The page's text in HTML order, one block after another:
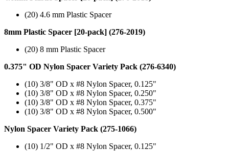
(20) 4.6 mm Plastic Spacer
8mm Plastic Spacer [20-pack] (276-2019)
(20) 8 mm Plastic Spacer
0.375" OD Nylon Spacer Variety Pack (276-6340)
(10) 3/8" OD x #8 Nylon Spacer, 0.125"
(10) 3/8" OD x #8 Nylon Spacer, 0.250"
(10) 3/8" OD x #8 Nylon Spacer, 0.375"
(10) 3/8" OD x #8 Nylon Spacer, 0.500"
Nylon Spacer Variety Pack (275-1066)
(10) 1/2" OD x #8 Nylon Spacer, 0.125"